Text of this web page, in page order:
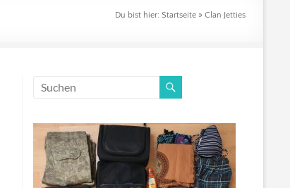
Du bist hier: Startseite » Clan Jetties